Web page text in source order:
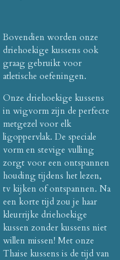
Bovendien worden onze
driehoekige kussens ook
graag gebruikt voor
atletische oefeningen.
Onze driehoekige kussens
in wigvorm zijn de perfecte
metgezel voor elk
ligoppervlak. De speciale
vorm en stevige vulling
zorgt voor een ontspannen
houding tijdens het lezen,
tv kijken of ontspannen. Na
een korte tijd zou je haar
kleurrijke driehoekige
kussen zonder kussens niet
willen missen! Met onze
Thaise kussens is de tijd van